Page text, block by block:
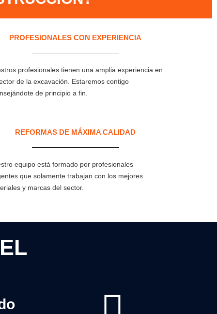
PROFESIONALES CON EXPERIENCIA​
profesionales tienen una amplia experiencia en
de la excavación. Estaremos contigo
de principio a fin.
REFORMAS DE MÁXIMA CALIDAD
equipo está formado por profesionales
que solamente trabajan con los mejores
y marcas del sector.